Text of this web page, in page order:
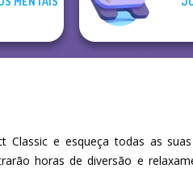
e esqueça todas as
horas de diversão e